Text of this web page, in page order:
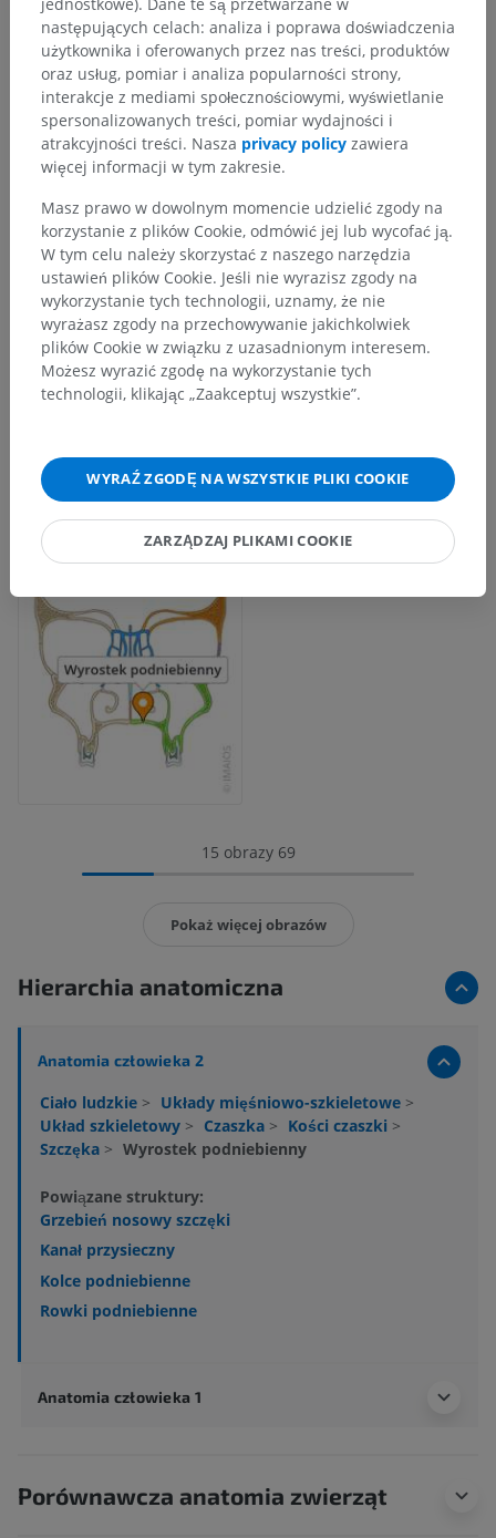
15 obrazy 69
Pokaż więcej obrazów
Hierarchia anatomiczna
Anatomia człowieka 2
Ciało ludzkie > Układy mięśniowo-szkieletowe >
Układ szkieletowy > Czaszka > Kości czaszki >
Szczęka > Wyrostek podniebienny
Powiązane struktury:
Grzebień nosowy szczęki
Kanał przysieczny
Kolce podniebienne
Rowki podniebienne
Anatomia człowieka 1
Porównawcza anatomia zwierząt
jednostkowe). Dane te są przetwarzane w
następujących celach: analiza i poprawa doświadczenia
użytkownika i oferowanych przez nas treści, produktów
oraz usług, pomiar i analiza popularności strony,
interakcje z mediami społecznościowymi, wyświetlanie
spersonalizowanych treści, pomiar wydajności i
atrakcyjności treści. Nasza privacy policy zawiera
więcej informacji w tym zakresie.
Masz prawo w dowolnym momencie udzielić zgody na
korzystanie z plików Cookie, odmówić jej lub wycofać ją.
W tym celu należy skorzystać z naszego narzędzia
ustawień plików Cookie. Jeśli nie wyrazisz zgody na
wykorzystanie tych technologii, uznamy, że nie
wyrażasz zgody na przechowywanie jakichkolwiek
plików Cookie w związku z uzasadnionym interesem.
Możesz wyrazić zgodę na wykorzystanie tych
technologii, klikając „Zaakceptuj wszystkie”.
WYRAŹ ZGODĘ NA WSZYSTKIE PLIKI COOKIE
ZARZĄDZAJ PLIKAMI COOKIE